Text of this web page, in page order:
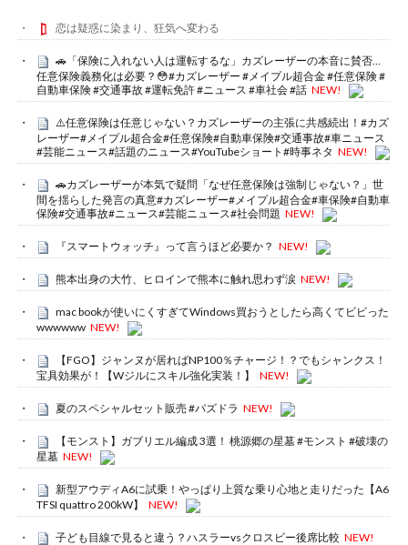
恋は疑惑に染まり、狂気へ変わる
🚗「保険に入れない人は運転するな」カズレーザーの本音に賛否…
任意保険義務化は必要？😳#カズレーザー #メイプル超合金 #任意保険 #
自動車保険 #交通事故 #運転免許 #ニュース #車社会 #話 NEW!
⚠️任意保険は任意じゃない？カズレーザーの主張に共感続出！#カズ
レーザー#メイプル超合金#任意保険#自動車保険#交通事故#車ニュース
#芸能ニュース#話題のニュース#YouTubeショート#時事ネタ NEW!
🚗カズレーザーが本気で疑問「なぜ任意保険は強制じゃない？」世
間を揺らした発言の真意#カズレーザー#メイプル超合金#車保険#自動車
保険#交通事故#ニュース#芸能ニュース#社会問題 NEW!
『スマートウォッチ』って言うほど必要か？ NEW!
熊本出身の大竹、ヒロインで熊本に触れ思わず涙 NEW!
mac bookが使いにくすぎてWindows買おうとしたら高くてビビった
wwwwww NEW!
【FGO】ジャンヌが居ればNP100％チャージ！？でもシャンクス！
宝具効果が！【Wジルにスキル強化実装！】
NEW!
夏のスペシャルセット販売 #パズドラ NEW!
【モンスト】ガブリエル編成 3選！ 桃源郷の星墓 #モンスト #破壊の
星墓 NEW!
新型アウディA6に試乗！やっぱり上質な乗り心地と走りだった【A6
TFSI quattro 200kW】
NEW!
子ども目線で見ると違う？ハスラーvsクロスビー後席比較 NEW!